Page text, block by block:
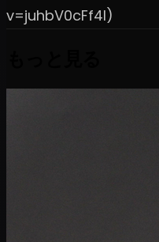
v=juhbV0cFf4I)